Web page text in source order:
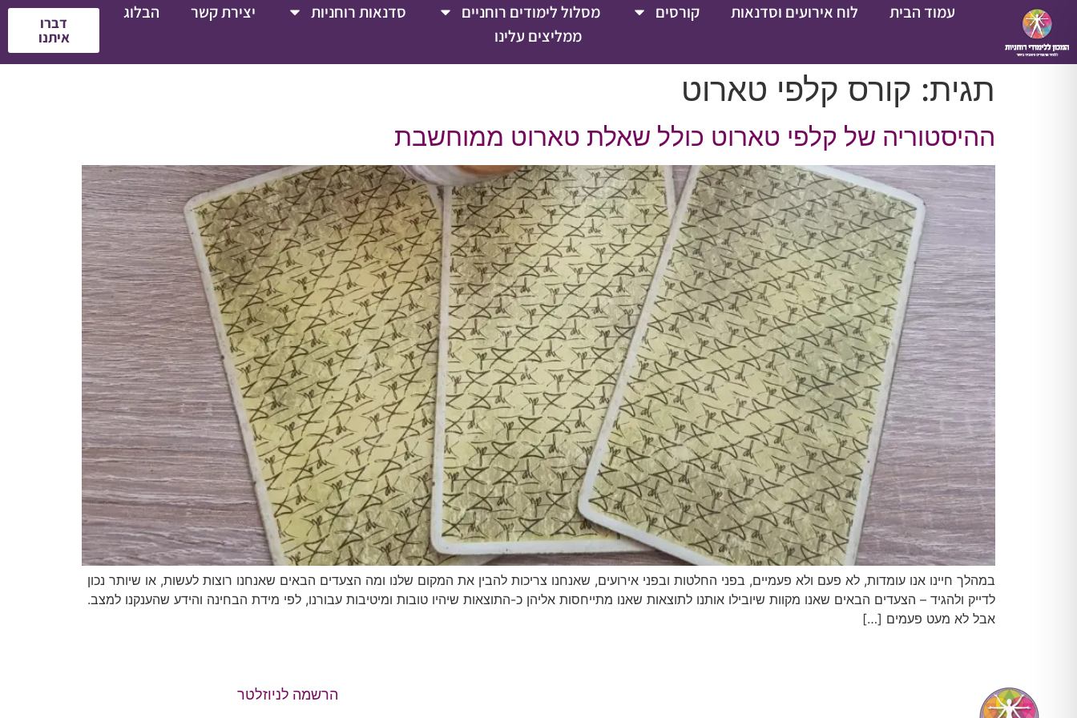
עמוד הבית לוח אירועים וסדנאות קורסים מסלול לימודים רוחניים סדנאות רוחניות יצירת קשר
הבלוג
ממליצים עלינו
דברו
איתנו
תגית: קורס קלפי טארוט
ההיסטוריה של קלפי טארוט כולל שאלת טארוט ממוחשבת
במהלך חיינו אנו עומדות, לא פעם ולא פעמיים, בפני החלטות ובפני אירועים, שאנחנו צריכות להבין את המקום שלנו ומה הצעדים הבאים שאנחנו רוצות לעשות, או שיותר נכון
לדייק ולהגיד – הצעדים הבאים שאנו מקוות שיובילו אותנו לתוצאות שאנו מתייחסות אליהן כ-התוצאות שיהיו טובות ומיטיבות עבורנו, לפי מידת הבחינה והידע שהענקנו למצב.
אבל לא מעט פעמים […]
הרשמה לניוזלטר